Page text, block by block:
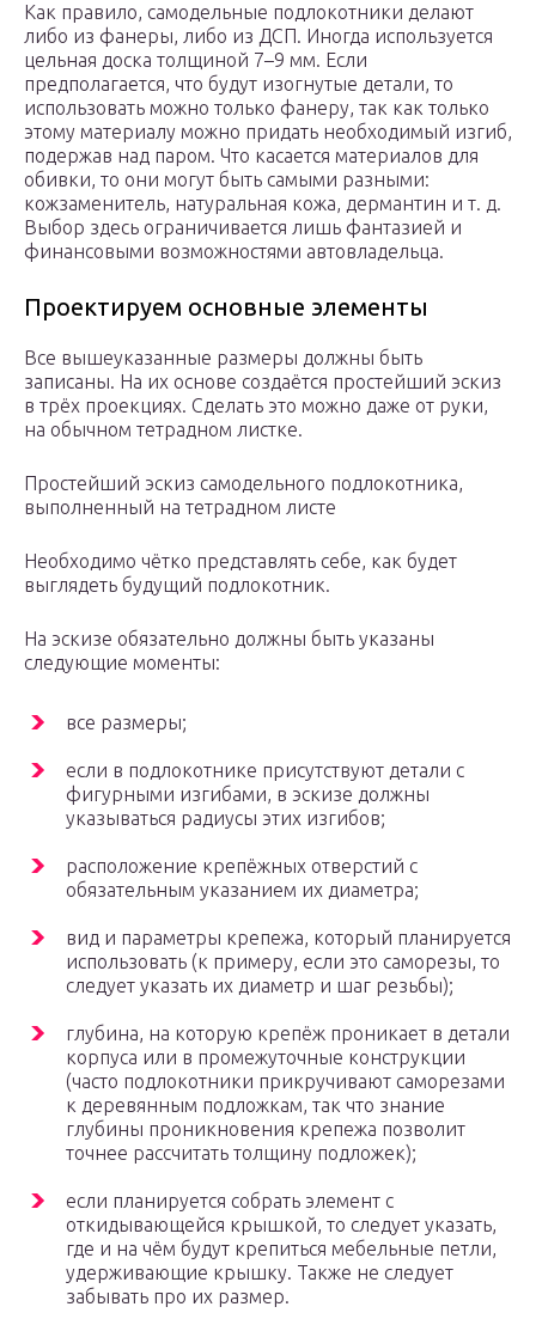
Как правило, самодельные подлокотники делают
либо из фанеры, либо из ДСП. Иногда используется
цельная доска толщиной 7–9 мм. Если
предполагается, что будут изогнутые детали, то
использовать можно только фанеру, так как только
этому материалу можно придать необходимый изгиб,
подержав над паром. Что касается материалов для
обивки, то они могут быть самыми разными:
кожзаменитель, натуральная кожа, дермантин и т. д.
Выбор здесь ограничивается лишь фантазией и
финансовыми возможностями автовладельца.
Проектируем основные элементы
Все вышеуказанные размеры должны быть
записаны. На их основе создаётся простейший эскиз
в трёх проекциях. Сделать это можно даже от руки,
на обычном тетрадном листке.
Простейший эскиз самодельного подлокотника,
выполненный на тетрадном листе
Необходимо чётко представлять себе, как будет
выглядеть будущий подлокотник.
На эскизе обязательно должны быть указаны
следующие моменты:
все размеры;
если в подлокотнике присутствуют детали с
фигурными изгибами, в эскизе должны
указываться радиусы этих изгибов;
расположение крепёжных отверстий с
обязательным указанием их диаметра;
вид и параметры крепежа, который планируется
использовать (к примеру, если это саморезы, то
следует указать их диаметр и шаг резьбы);
глубина, на которую крепёж проникает в детали
корпуса или в промежуточные конструкции
(часто подлокотники прикручивают саморезами
к деревянным подложкам, так что знание
глубины проникновения крепежа позволит
точнее рассчитать толщину подложек);
если планируется собрать элемент с
откидывающейся крышкой, то следует указать,
где и на чём будут крепиться мебельные петли,
удерживающие крышку. Также не следует
забывать про их размер.